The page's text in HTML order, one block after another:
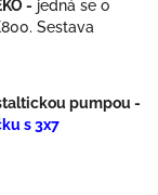
- jedná se o
Sestava
pumpou -
s 3x7